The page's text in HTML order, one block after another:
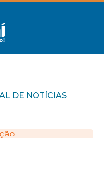
DE NOTÍCIAS